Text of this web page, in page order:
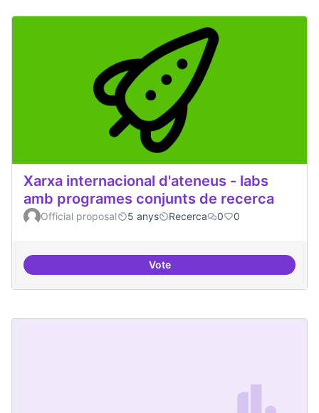
Xarxa internacional d'ateneus - labs
amb programes conjunts de recerca
Official proposal 5 anys Recerca 0 0
VoteXarxa internacional d'ateneus -